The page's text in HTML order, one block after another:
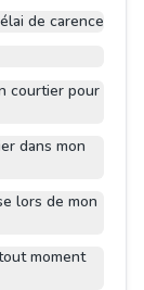
de carence
courtier pour
dans mon
lors de mon
moment